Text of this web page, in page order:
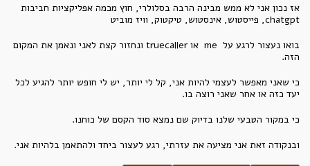
אז נכון אני לא ממש מבינה הרבה בסלולרי, חוץ מכמה אפליקציות חביבות
chatgpt, פייסטוש, אינסטוש, טיקטוק, וויז מוביט
בואו נעצור לרגע על me או truecaller ונחזור קצת לאני ונאמן את המקום
הזה.
כי שאני מאפשר לעצמי להיות אני, קל לי יותר, יש לי חופש יותר להגיע לכל
יעד כזה או אחר שאני רוצה בו.
כי במקור הטבעי שלנו בדיוק שם נמצא סוד הקסם של כוחנו.
ובנקודה זאת אני מציעה את עזרתי, רגע לעצור ביחד ולהתאמן בלהיות אני.